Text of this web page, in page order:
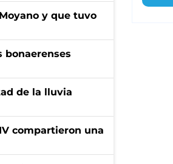
y que tuvo
bonaerenses
de la lluvia
compartieron una